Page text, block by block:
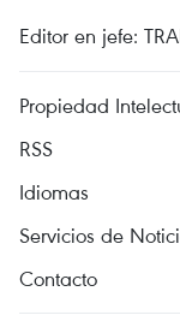
Editor en jefe:
Propiedad
RSS
Idiomas
Servicios de
Contacto